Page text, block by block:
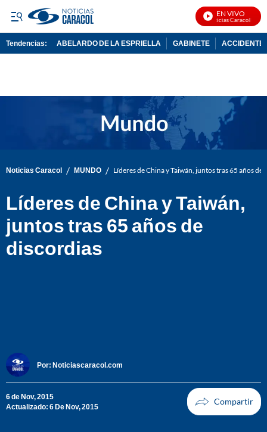
EN VIVO
Noticias Caracol En
Tendencias: ABELARDO DE LA ESPRIELLA GABINETE ACCIDENTE
Noticias Caracol / MUNDO / Líderes de China y Taiwán, juntos tras 65 años de
Líderes de China y Taiwán,
juntos tras 65 años de
discordias
Por: Noticiascaracol.com
6 de Nov, 2015
Actualizado: 6 De Nov, 2015